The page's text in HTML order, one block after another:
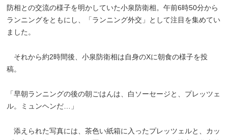
防相との交流の様子を明かしていた小泉防衛相。午前6時50分から
ランニングをともにし、「ランニング外交」として注目を集めてい
ました。
それから約2時間後、小泉防衛相は自身のXに朝食の様子を投
稿。
「早朝ランニングの後の朝ごはんは、白ソーセージと、プレッツェ
ル。ミュンヘンだ…」
添えられた写真には、茶色い紙箱に入ったプレッツェルと、カッ